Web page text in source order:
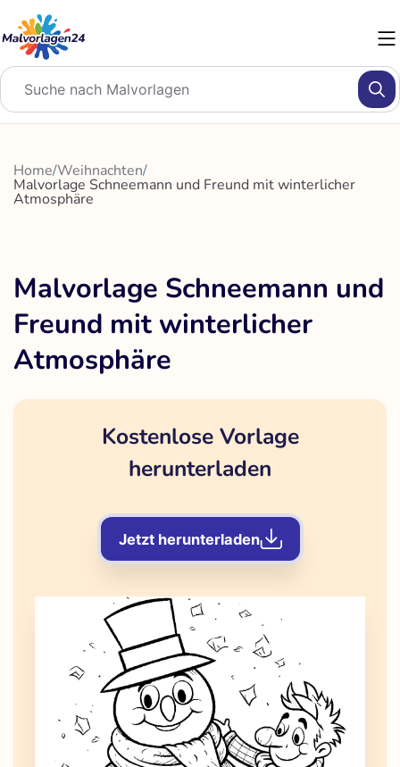
Inhalt
springen
Home/Weihnachten/
Malvorlage Schneemann und Freund mit winterlicher
Atmosphäre
Malvorlage Schneemann und
Freund mit winterlicher
Atmosphäre
Kostenlose Vorlage
herunterladen
Jetzt herunterladen